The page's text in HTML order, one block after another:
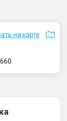
на карте